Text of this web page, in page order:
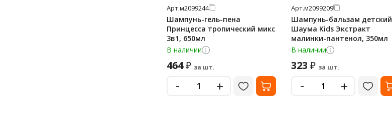
Арт.м2099244
Шампунь-гель-пена
Принцесса тропический микс
3в1, 650мл
В наличии
464₽ за шт.
- +
Арт.м2099209
Шампунь-бальзам детский
Шаума Kids Экстракт
малинки-пантенол, 350мл
В наличии
323 ₽ за шт.
- +